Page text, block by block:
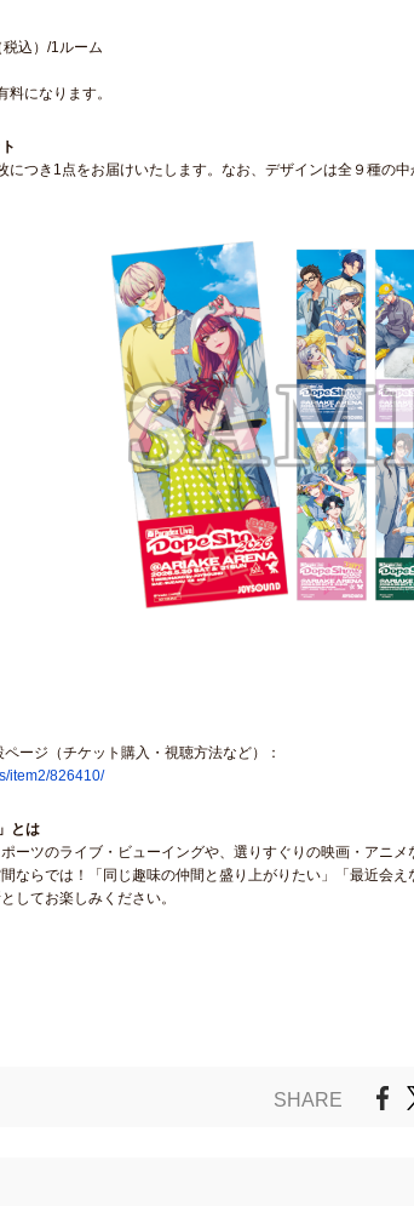
込）/1ルーム
になります。
につき1点をお届けいたします。なお、デザインは全９種の中
ージ（チケット購入・視聴方法など）：
item2/826410/
とは
ーツのライブ・ビューイングや、選りすぐりの映画・アニ
ならでは！「同じ趣味の仲間と盛り上がりたい」「最近会
してお楽しみください。
SHARE